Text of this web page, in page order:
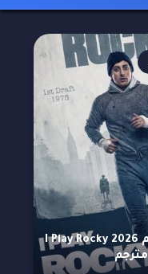
مشاهدة فيلم I Play Rocky 2026
مترجم